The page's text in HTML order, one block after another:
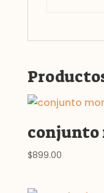
conjunto
$899.00